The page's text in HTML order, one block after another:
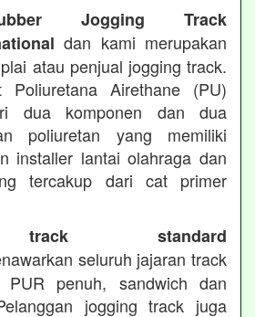
Jogging Track
dan kami merupakan
atau penjual jogging track.
Poliuretana Airethane (PU)
dua komponen dan dua
poliuretan yang memiliki
installer lantai olahraga dan
tercakup dari cat primer
standard
seluruh jajaran track
PUR penuh, sandwich dan
jogging track juga